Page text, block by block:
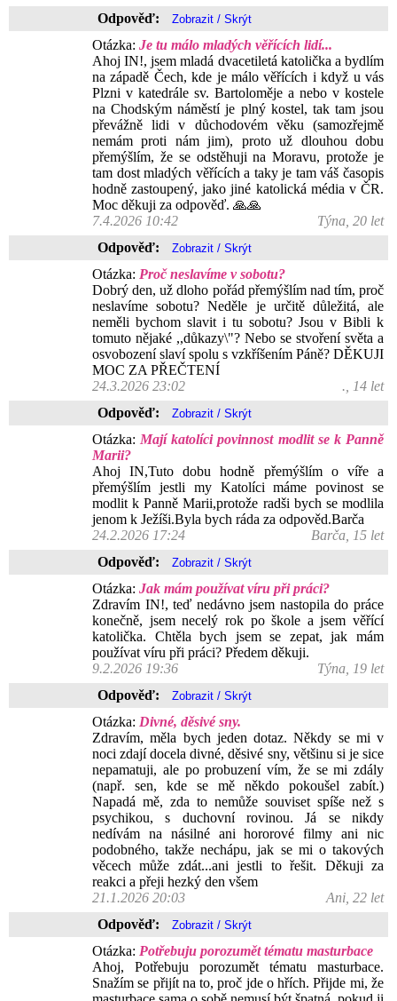
Odpověď:
Otázka: Je tu málo mladých věřících lidí...
Ahoj IN!, jsem mladá dvacetiletá katolička a bydlím
na západě Čech, kde je málo věřících i když u vás
Plzni v katedrále sv. Bartoloměje a nebo v kostele
na Chodským náměstí je plný kostel, tak tam jsou
převážně lidi v důchodovém věku (samozřejmě
nemám proti nám jim), proto už dlouhou dobu
přemýšlím, že se odstěhuji na Moravu, protože je
tam dost mladých věřících a taky je tam váš časopis
hodně zastoupený, jako jiné katolická média v ČR.
Moc děkuji za odpověď. 🙏🙏
7.4.2026 10:42
Týna, 20 let
Odpověď:
Otázka: Proč neslavíme v sobotu?
Dobrý den, už dloho pořád přemýšlím nad tím, proč
neslavíme sobotu? Neděle je určitě důležitá, ale
neměli bychom slavit i tu sobotu? Jsou v Bibli k
tomuto nějaké ,,důkazy\"? Nebo se stvoření světa a
osvobození slaví spolu s vzkříšením Páně? DĚKUJI
MOC ZA PŘEČTENÍ
24.3.2026 23:02
., 14 let
Odpověď:
Otázka: Mají katolíci povinnost modlit se k Panně
Marii?
Ahoj IN,Tuto dobu hodně přemýšlím o víře a
přemýšlím jestli my Katolíci máme povinost se
modlit k Panně Marii,protože radši bych se modlila
jenom k Ježíši.Byla bych ráda za odpověd.Barča
24.2.2026 17:24
Barča, 15 let
Odpověď:
Otázka: Jak mám používat víru při práci?
Zdravím IN!, teď nedávno jsem nastopila do práce
konečně, jsem necelý rok po škole a jsem věřící
katolička. Chtěla bych jsem se zepat, jak mám
používat víru při práci? Předem děkuji.
9.2.2026 19:36
Týna, 19 let
Odpověď:
Otázka: Divné, děsivé sny.
Zdravím, měla bych jeden dotaz. Někdy se mi v
noci zdají docela divné, děsivé sny, většinu si je sice
nepamatuji, ale po probuzení vím, že se mi zdály
(např. sen, kde se mě někdo pokoušel zabít.)
Napadá mě, zda to nemůže souviset spíše než s
psychikou, s duchovní rovinou. Já se nikdy
nedívám na násilné ani hororové filmy ani nic
podobného, takže nechápu, jak se mi o takových
věcech může zdát...ani jestli to řešit. Děkuji za
reakci a přeji hezký den všem
21.1.2026 20:03
Ani, 22 let
Odpověď:
Otázka: Potřebuju porozumět tématu masturbace
Ahoj, Potřebuju porozumět tématu masturbace.
Snažím se přijít na to, proč jde o hřích. Přijde mi, že